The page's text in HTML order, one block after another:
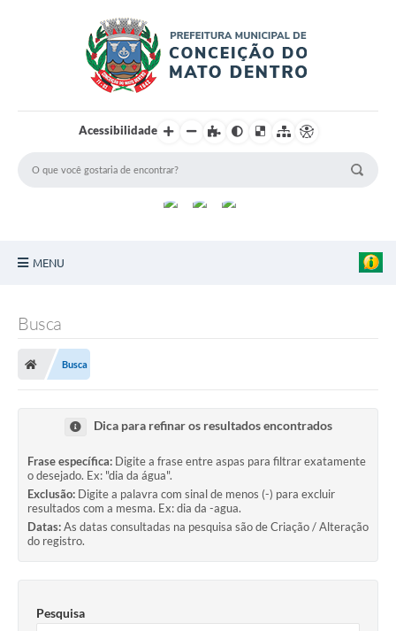
Acessibilidade
MENU
Turismo
Transparência
Legislação
Ouvidoria
Procuradoria Jurídica - Consultoria Administrativa
Serviços da Secretaria Municipal de Fazenda
Controle Interno
Busca
Busca
Dica para refinar os resultados encontrados
Frase específica: Digite a frase entre aspas para filtrar exatamente
o desejado. Ex: "dia da água".
Exclusão: Digite a palavra com sinal de menos (-) para excluir
resultados com a mesma. Ex: dia da -agua.
Datas:As datas consultadas na pesquisa são de Criação / Alteração
do registro.
Pesquisa